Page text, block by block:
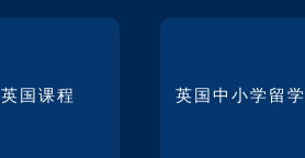
英国课程 英国中小学留学